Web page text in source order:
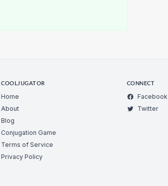
COOLJUGATOR
Home
About
Blog
Conjugation Game
Terms of Service
Privacy Policy
CONNECT
Facebook
Twitter